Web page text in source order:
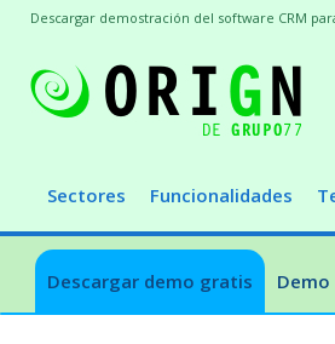
Sectores Funcionalidades
Descargar demo gratis
Descargar demostración del software CRM